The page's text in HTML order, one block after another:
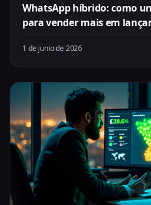
WhatsApp híbrido: como
para vender mais em
1 de junio de 2026